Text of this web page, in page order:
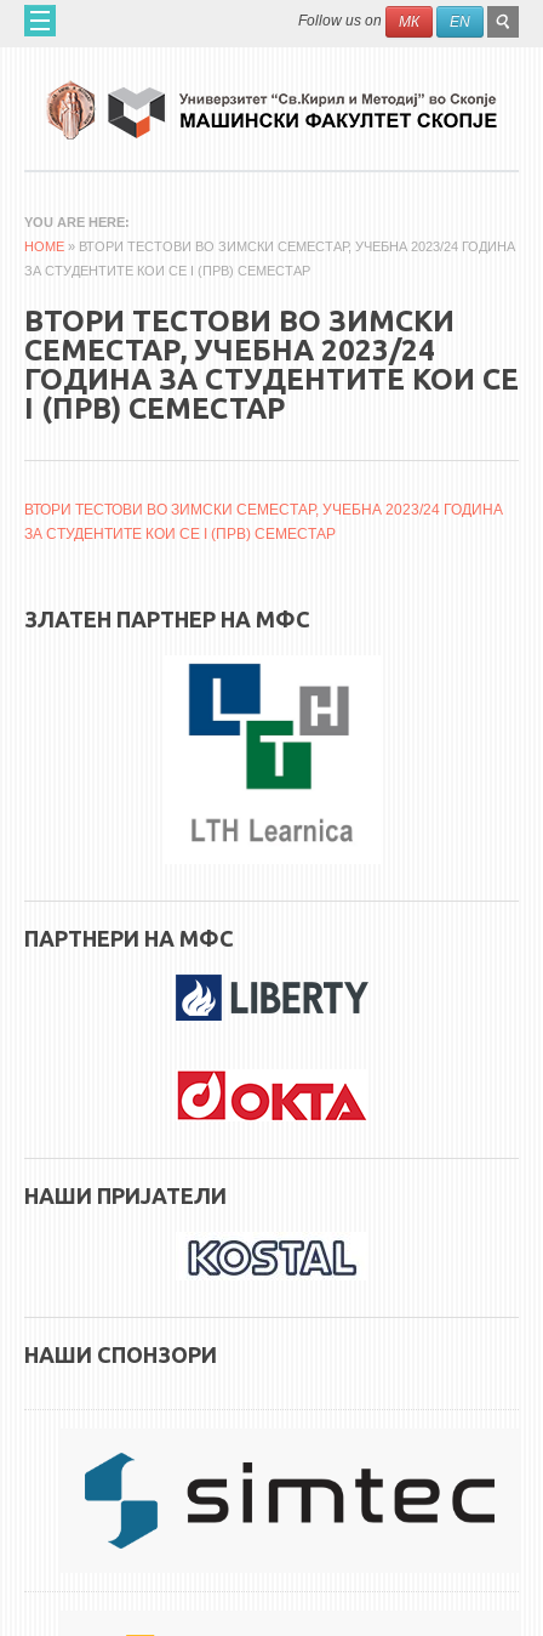
Skip to main content Search
Follow us on МК EN
ЗА НАС
60 ГОДИНИ МФ
ОРГАНИЗАЦИЈА
МАШИНСКО ИНЖЕНЕРСТВО - НАУЧНО СПИСАНИЕ
АПЛИКАТИВНА ДЕЈНОСТ
МЕЃУНАРОДНА СОРАБОТКА
QIM-SEE
3DFindIT
CIRASIM
ИНФОРМАЦИИ ОД ЈАВЕН КАРАКТЕР
НАСТАВЕН КАДАР
IN MEMORIAM
СТУДИИ
I ЦИКЛУС - ДОДИПЛОМСКИ
III ЦИКЛУС - ДОКТОРСКИ
YOU ARE HERE
HOME » ВТОРИ ТЕСТОВИ ВО ЗИМСКИ СЕМЕСТАР, УЧЕБНА 2023/24 ГОДИНА
ЗА СТУДЕНТИТЕ КОИ СЕ I (ПРВ) СЕМЕСТАР
ВТОРИ ТЕСТОВИ ВО ЗИМСКИ
СЕМЕСТАР, УЧЕБНА 2023/24
ГОДИНА ЗА СТУДЕНТИТЕ КОИ СЕ
I (ПРВ) СЕМЕСТАР
ВТОРИ ТЕСТОВИ ВО ЗИМСКИ СЕМЕСТАР, УЧЕБНА 2023/24 ГОДИНА
ЗА СТУДЕНТИТЕ КОИ СЕ I (ПРВ) СЕМЕСТАР
ЗЛАТЕН ПАРТНЕР НА МФС
ПАРТНЕРИ НА МФС
НАШИ ПРИЈАТЕЛИ
НАШИ СПОНЗОРИ